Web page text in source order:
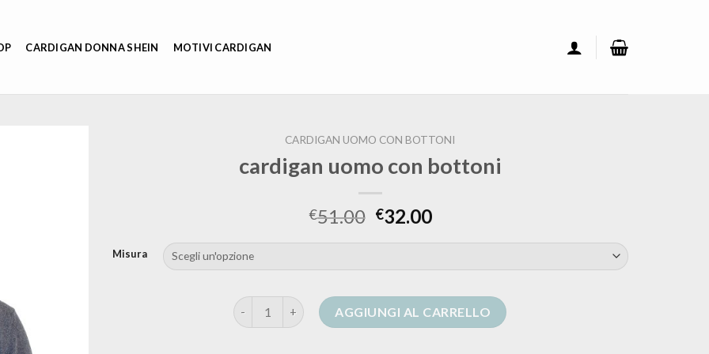
CARDIGAN DONNA SHEIN MOTIVI CARDIGAN
CARDIGAN UOMO CON BOTTONI
cardigan uomo con bottoni
€51.00 €32.00
Misura
cardigan uomo con bottoni quantità
AGGIUNGI AL CARRELLO